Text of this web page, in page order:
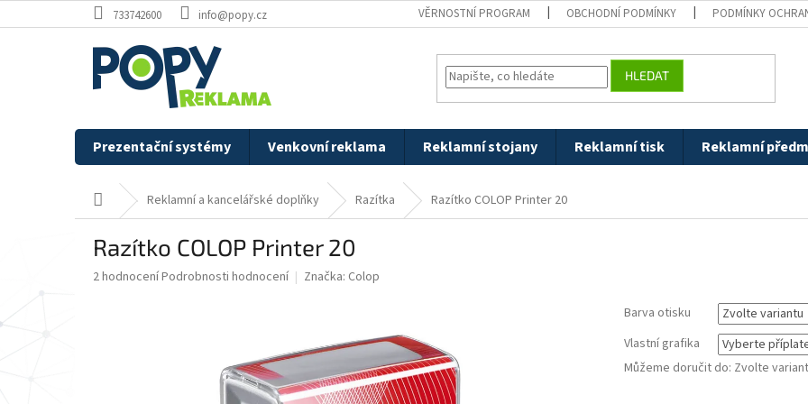
na
733742600 info@popy.cz VĚRNOSTNÍ PROGRAM OBCHODNÍ PODMÍNKY PODMÍNKY
HLEDAT
Prezentační systémy Venkovní reklama Reklamní stojany Reklamní tisk Reklamní
Domů Reklamní a kancelářské doplňky Razítka Razítko COLOP Printer 20
Razítko COLOP Printer 20
Průměrné
2 hodnoceníPodrobnosti hodnocení Značka: Colop
Barva otisku
Vlastní grafika
Můžeme doručit do: Zvolte